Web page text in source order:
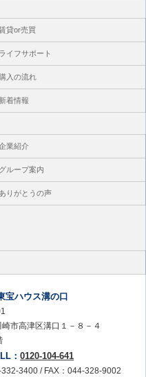
貸or売買
ライフサポート
入の流れ
新着情報
業紹介
グループ案内
ありがとうの声
宝ハウス溝の口
市高津区溝口１－８－４
：0120-104-641
3400 / FAX：044-328-9002